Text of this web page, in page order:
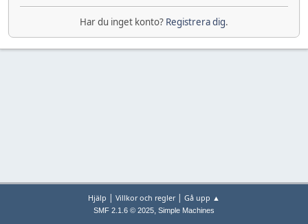
Har du inget konto? Registrera dig.
Hjälp | Villkor och regler| Gå upp ▲
SMF 2.1.6 © 2025, Simple Machines